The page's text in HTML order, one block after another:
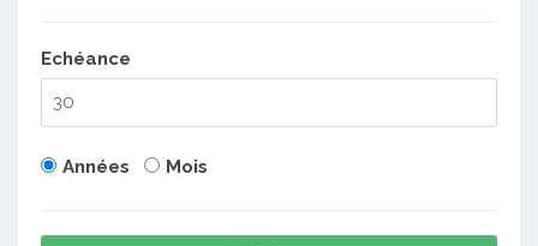
Echéance
Années Mois